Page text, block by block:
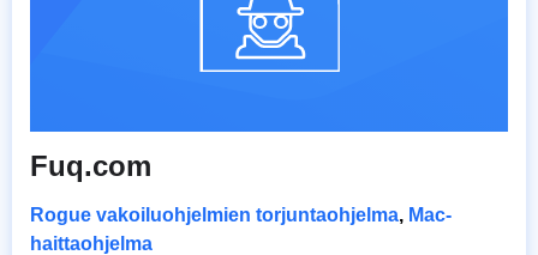
Fuq.com
Rogue vakoiluohjelmien torjuntaohjelma, Mac-
haittaohjelma